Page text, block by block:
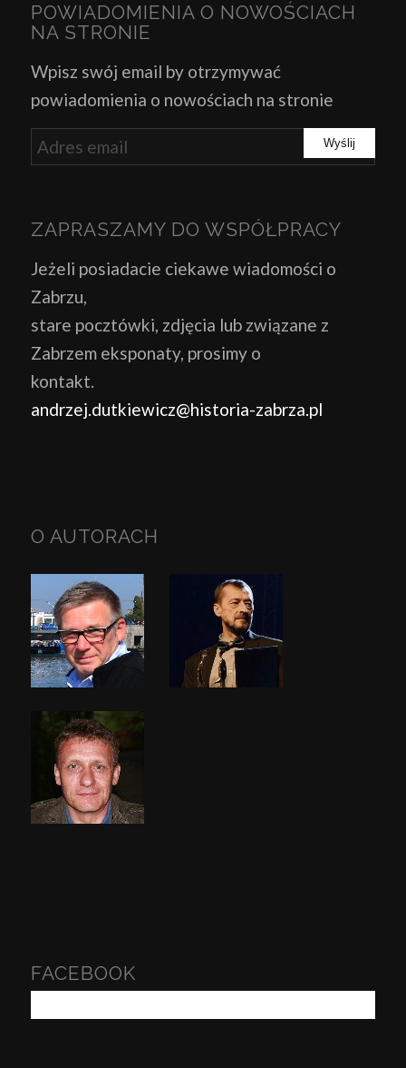
POWIADOMIENIA O NOWOŚCIACH
NA STRONIE
Wpisz swój email by otrzymywać
powiadomienia o nowościach na stronie
ZAPRASZAMY DO WSPÓŁPRACY
Jeżeli posiadacie ciekawe wiadomości o
Zabrzu,
stare pocztówki, zdjęcia lub związane z
Zabrzem eksponaty, prosimy o
kontakt.
andrzej.dutkiewicz@historia-zabrza.pl
O AUTORACH
FACEBOOK